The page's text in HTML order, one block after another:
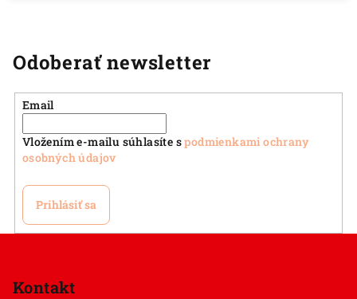
Odoberať newsletter
Email
Vložením e-mailu súhlasíte spodmienkami ochrany
osobných údajov
Prihlásiť sa
Kontakt